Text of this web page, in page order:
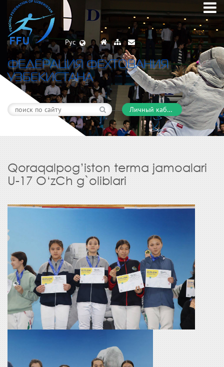
Рус
ФЕДЕРАЦИЯ ФЕХТОВАНИЯ
УЗБЕКИСТАНА
Личный кабинет
Qoraqalpog’iston terma jamoalari
U-17 O‘zCh g`oliblari